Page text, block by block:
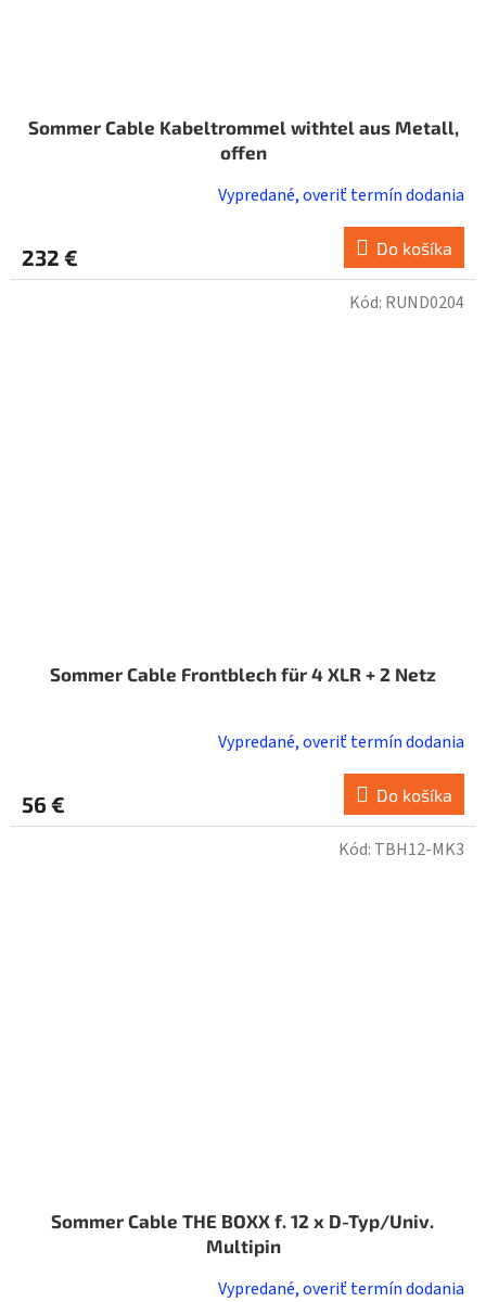
Sommer Cable Kabeltrommel withtel aus Metall,
offen
Vypredané, overiť termín dodania
232 € Do košíka
Sommer Cable Frontblech für 4 XLR + 2 Netz
Vypredané, overiť termín dodania
56 € Do košíka
Kód: RUND0204
Sommer Cable THE BOXX f. 12 x D-Typ/Univ.
Multipin
Vypredané, overiť termín dodania
Kód: TBH12-MK3